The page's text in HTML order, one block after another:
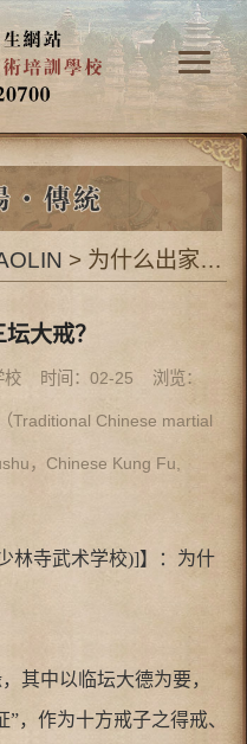
> 为什么出家后要受少林寺三坛大戒？
大戒？
校 时间：02-25 浏览：
Traditional Chinese martial
，Chinese Kung Fu,
林寺武术学校)]】：为什
其中以临坛大德为要，
，作为十方戒子之得戒、